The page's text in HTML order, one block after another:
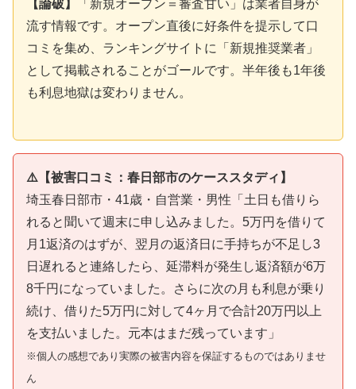
【論破】
「新規オープン＝審査甘い」は業者自身が
流す情報です。オープン直後に好条件を提示して口
コミを集め、ランキングサイトに「新規推奨業者」
として掲載されることがゴールです。半年後も1年後
も利息地獄は変わりません。
⚠️【被害口コミ：春日部市のケーススタディ】
埼玉春日部市・41歳・自営業・男性「土日も借りら
れると聞いて週末に申し込みました。5万円を借りて
月1返済のはずが、翌月の返済日に手持ちが不足し3
日遅れると連絡したら、延滞料が発生し返済額が6万
8千円になっていました。さらに次の月も利息が乗り
続け、借りた5万円に対して4ヶ月で合計20万円以上
を支払いました。元本はまだ残っています」
※個人の感想であり実際の被害内容を保証するものではありませ
ん